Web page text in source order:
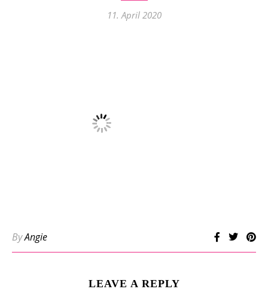
11. April 2020
ByAngie
LEAVE A REPLY